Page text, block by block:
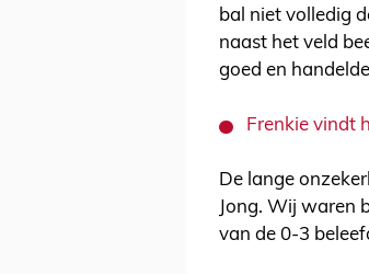
bal niet volledig
naast het veld
goed en
Frenkie vindt
De lange
Jong. Wij waren
van de 0-3